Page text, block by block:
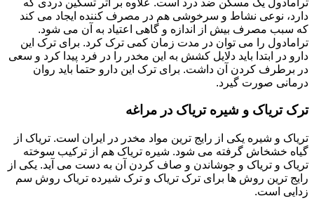
ترامادول یک مسکن ضد درد است. علاوه بر اثر تسکین دردی که
دارد، نوعی نشاط و سرخوشی هم در مصرف کننده ایجاد می کند
که سبب مصرف بیش از اندازه و گاهی اعتیاد به آن می شود.
ترامادول را می توان در مدت زمان کمی ترک کرد. برای ترک این
دارو در ابتدا باید دلایل کشش به این مخدر را در فرد پیدا کرد و سعی
در برطرف کردن آن داشت. برای ترک این دارو حتما باید روان
درمانی صورت گیرد.
ترک تریاک و شیره تریاک در مراغه
تریاک و شیره یکی از رایج ترین مواد مخدر در ایران است. تریاک از
گیاه خشخاش گرفته می شود. شیره تریاک هم از ترکیب سوخته
تریاک و تریاک و جوشاندن و صاف کردن آن به دست می آید. یکی از
رایج ترین روش ها برای ترک تریاک و ترک شیرده تریاک روش سم
زدایی است.